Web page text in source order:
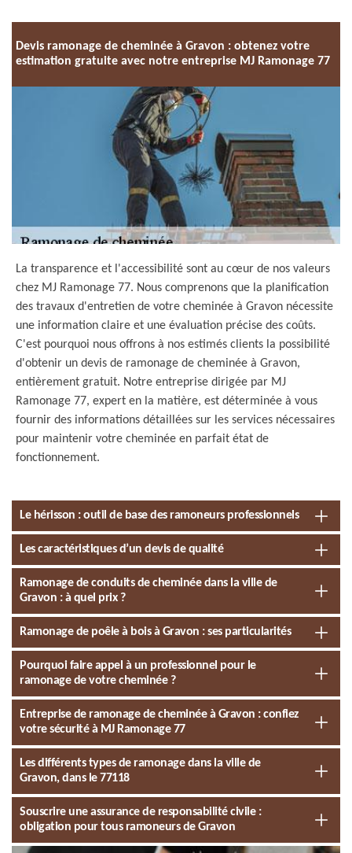
Devis ramonage de cheminée à Gravon : obtenez votre
estimation gratuite avec notre entreprise MJ Ramonage 77
La transparence et l'accessibilité sont au cœur de nos valeurs
chez MJ Ramonage 77. Nous comprenons que la planification
des travaux d'entretien de votre cheminée à Gravon nécessite
une information claire et une évaluation précise des coûts.
C'est pourquoi nous offrons à nos estimés clients la possibilité
d'obtenir un devis de ramonage de cheminée à Gravon,
entièrement gratuit. Notre entreprise dirigée par MJ
Ramonage 77, expert en la matière, est déterminée à vous
fournir des informations détaillées sur les services nécessaires
pour maintenir votre cheminée en parfait état de
fonctionnement.
Le hérisson : outil de base des ramoneurs professionnels
Les caractéristiques d’un devis de qualité
Ramonage de conduits de cheminée dans la ville de
Gravon : à quel prix ?
Ramonage de poêle à bois à Gravon : ses particularités
Pourquoi faire appel à un professionnel pour le
ramonage de votre cheminée ?
Entreprise de ramonage de cheminée à Gravon : confiez
votre sécurité à MJ Ramonage 77
Les différents types de ramonage dans la ville de
Gravon, dans le 77118
Souscrire une assurance de responsabilité civile :
obligation pour tous ramoneurs de Gravon